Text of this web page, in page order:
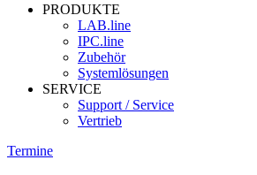
PRODUKTE
LAB.line
IPC.line
Zubehör
Systemlösungen
SERVICE
Support / Service
Vertrieb
Termine